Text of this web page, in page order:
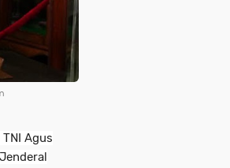
Agus